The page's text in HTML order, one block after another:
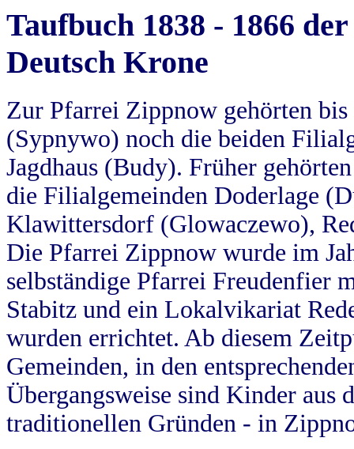
Taufbuch 1838 - 1866
Deutsch Krone
Zur Pfarrei Zippnow gehörten
(Sypnywo) noch die beiden
Jagdhaus (Budy). Früher
die Filialgemeinden Doderlage
Klawittersdorf (Glowaczewo),
Die Pfarrei Zippnow wurde im
selbständige Pfarrei Freudenfier
Stabitz und ein Lokalvikariat
wurden errichtet. Ab diesem
Gemeinden, in den
Übergangsweise sind Kinder aus
traditionellen Gründen - in